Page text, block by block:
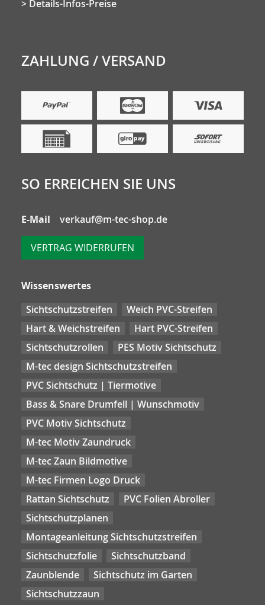
Details-Infos-Preise
ZAHLUNG / VERSAND
SO ERREICHEN SIE UNS
E-Mail verkauf@m-tec-shop.de
VERTRAG WIDERRUFEN
Wissenswertes
Sichtschutzstreifen
Weich PVC-Streifen
Hart & Weichstreifen
Hart PVC-Streifen
Sichtschutzrollen
PES Motiv Sichtschutz
M-tec design Sichtschutzstreifen
PVC Sichtschutz | Tiermotive
Bass & Snare Drumfell | Wunschmotiv
PVC Motiv Sichtschutz
M-tec Motiv Zaundruck
M-tec Zaun Bildmotive
M-tec Firmen Logo Druck
Rattan Sichtschutz
PVC Folien Abroller
Sichtschutzplanen
Montageanleitung Sichtschutzstreifen
Sichtschutzfolie
Sichtschutzband
Zaunblende
Sichtschutz im Garten
Sichtschutzzaun